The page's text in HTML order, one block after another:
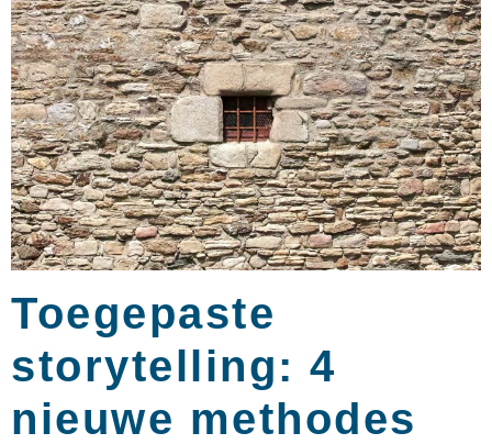
Toegepaste
storytelling: 4
nieuwe methodes